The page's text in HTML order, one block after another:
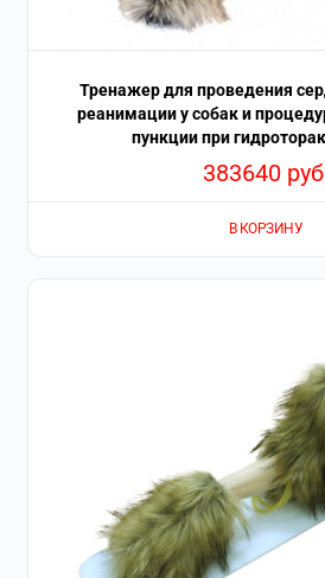
Тренажер для проведения
реанимации у собак и
пункции при
383640
В КОРЗИНУ